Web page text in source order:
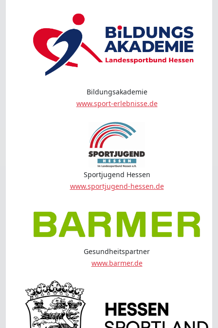
Bildungsakademie
www.sport-erlebnisse.de
Sportjugend Hessen
www.sportjugend-hessen.de
Gesundheitspartner
www.barmer.de